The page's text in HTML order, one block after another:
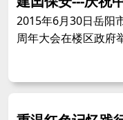
2015年6月30日岳阳
周年大会在楼区政府